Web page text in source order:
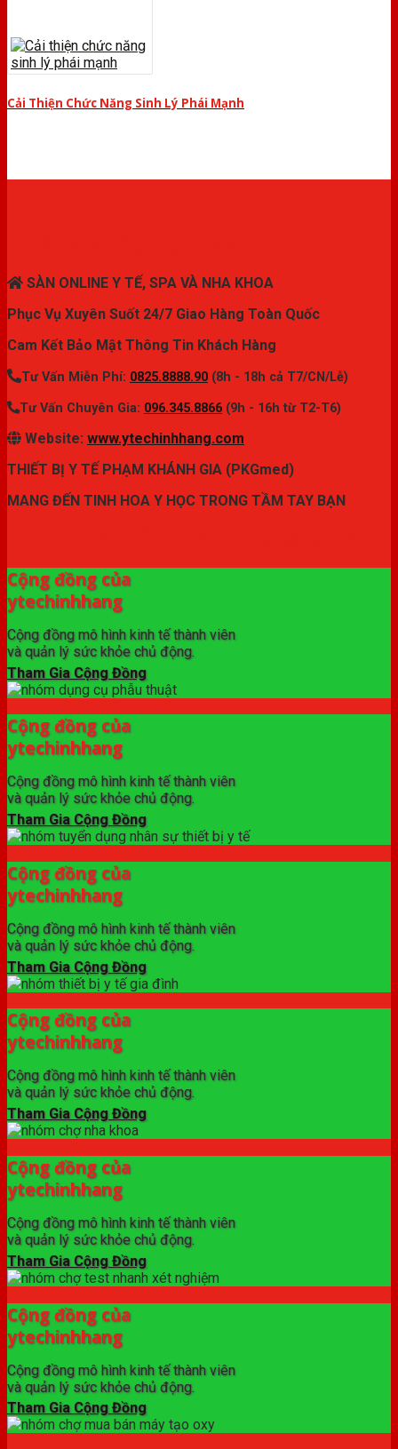
Cải Thiện Chức Năng Sinh Lý Phái Mạnh
SÀN ONLINE Y TẾ, SPA VÀ NHA KHOA
Phục Vụ Xuyên Suốt 24/7 Giao Hàng Toàn Quốc
Cam Kết Bảo Mật Thông Tin Khách Hàng
Tư Vấn Miễn Phí: 0825.8888.90 (8h - 18h cả T7/CN/Lễ)
Tư Vấn Chuyên Gia: 096.345.8866 (9h - 16h từ T2-T6)
Website: www.ytechinhhang.com
THIẾT BỊ Y TẾ PHẠM KHÁNH GIA (PKGmed)
MANG ĐẾN TINH HOA Y HỌC TRONG TẦM TAY BẠN
Cộng đồng của
ytechinhhang
Cộng đồng mô hình kinh tế thành viên
và quản lý sức khỏe chủ động.
Tham Gia Cộng Đồng
Cộng đồng của
ytechinhhang
Cộng đồng mô hình kinh tế thành viên
và quản lý sức khỏe chủ động.
Tham Gia Cộng Đồng
Cộng đồng của
ytechinhhang
Cộng đồng mô hình kinh tế thành viên
và quản lý sức khỏe chủ động.
Tham Gia Cộng Đồng
Cộng đồng của
ytechinhhang
Cộng đồng mô hình kinh tế thành viên
và quản lý sức khỏe chủ động.
Tham Gia Cộng Đồng
Cộng đồng của
ytechinhhang
Cộng đồng mô hình kinh tế thành viên
và quản lý sức khỏe chủ động.
Tham Gia Cộng Đồng
Cộng đồng của
ytechinhhang
Cộng đồng mô hình kinh tế thành viên
và quản lý sức khỏe chủ động.
Tham Gia Cộng Đồng